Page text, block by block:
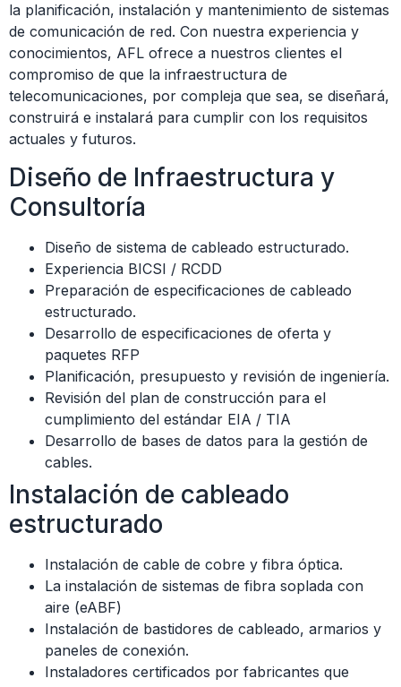
la planificación, instalación y mantenimiento de sistemas
de comunicación de red. Con nuestra experiencia y
conocimientos, AFL ofrece a nuestros clientes el
compromiso de que la infraestructura de
telecomunicaciones, por compleja que sea, se diseñará,
construirá e instalará para cumplir con los requisitos
actuales y futuros.
Diseño de Infraestructura y
Consultoría
Diseño de sistema de cableado estructurado.
Experiencia BICSI / RCDD
Preparación de especificaciones de cableado
estructurado.
Desarrollo de especificaciones de oferta y
paquetes RFP
Planificación, presupuesto y revisión de ingeniería.
Revisión del plan de construcción para el
cumplimiento del estándar EIA / TIA
Desarrollo de bases de datos para la gestión de
cables.
Instalación de cableado
estructurado
Instalación de cable de cobre y fibra óptica.
La instalación de sistemas de fibra soplada con
aire (eABF)
Instalación de bastidores de cableado, armarios y
paneles de conexión.
Instaladores certificados por fabricantes que